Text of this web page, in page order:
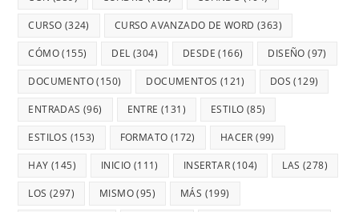
CURSO (324) CURSO AVANZADO DE WORD (363)
CÓMO(155) DEL (304) DESDE (166) DISEÑO (97)
DOCUMENTO(150) DOCUMENTOS (121) DOS (129)
ENTRADAS (96) ENTRE (131) ESTILO (85)
ESTILOS (153) FORMATO (172) HACER (99)
HAY (145) INICIO (111) INSERTAR(104) LAS (278)
LOS (297) MISMO(95) MÁS (199)